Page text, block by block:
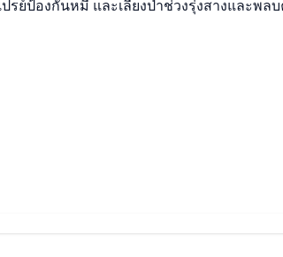
ย์ป้องกันหมี และเลี่ยงป่าช่วงรุ่งสางและพล